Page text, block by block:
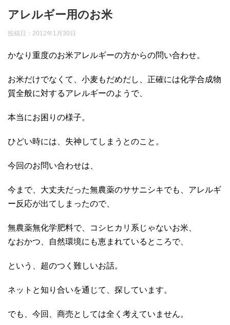
アレルギー用のお米
投稿日： 2012年1月30日
かなり重度のお米アレルギーの方からの問い合わせ。
お米だけでなくて、小麦もだめだし、正確には化学合成物
質全般に対するアレルギーのようで、
本当にお困りの様子。
ひどい時には、失神してしまうとのこと。
今回のお問い合わせは、
今まで、大丈夫だった無農薬のササニシキでも、アレルギ
ー反応が出てしまったので、
無農薬無化学肥料で、コシヒカリ系じゃないお米、
なおかつ、自然環境にも恵まれているところで、
という、超のつく難しいお話。
ネットと知り合いを通じて、探しています。
でも、今回、商売としては全く考えていません。